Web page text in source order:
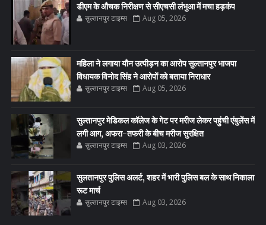
डीएम के औचक निरीक्षण से सीएचसी लंभुआ में मचा हड़कंप
सुल्तानपुर टाइम्स Aug 05, 2026
महिला ने लगाया यौन उत्पीड़न का आरोप सुल्तानपुर भाजपा
विधायक विनोद सिंह ने आरोपों को बताया निराधार
सुल्तानपुर टाइम्स Aug 05, 2026
सुल्तानपुर मेडिकल कॉलेज के गेट पर मरीज लेकर पहुंची एंबुलेंस में
लगी आग, अफरा-तफरी के बीच मरीज सुरक्षित
सुल्तानपुर टाइम्स Aug 03, 2026
सुलतानपुर पुलिस अलर्ट, शहर में भारी पुलिस बल के साथ निकाला
रूट मार्च
सुल्तानपुर टाइम्स Aug 03, 2026